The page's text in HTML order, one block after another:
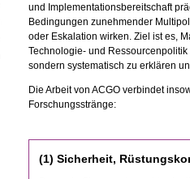
und Implementationsbereitschaft
Bedingungen zunehmender
oder Eskalation wirken. Ziel ist es,
Technologie- und
sondern systematisch zu erklären
Die Arbeit von ACGO verbindet
Forschungsstränge:
(1) Sicherheit,